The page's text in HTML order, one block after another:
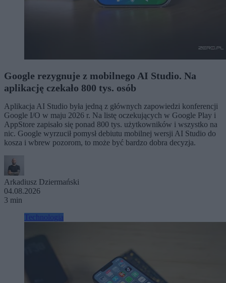
Google rezygnuje z mobilnego AI Studio. Na
aplikację czekało 800 tys. osób
Aplikacja AI Studio była jedną z głównych zapowiedzi konferencji
Google I/O w maju 2026 r. Na listę oczekujących w Google Play i
AppStore zapisało się ponad 800 tys. użytkowników i wszystko na
nic. Google wyrzucił pomysł debiutu mobilnej wersji AI Studio do
kosza i wbrew pozorom, to może być bardzo dobra decyzja.
Arkadiusz Dziermański
04.08.2026
3 min
Technologia